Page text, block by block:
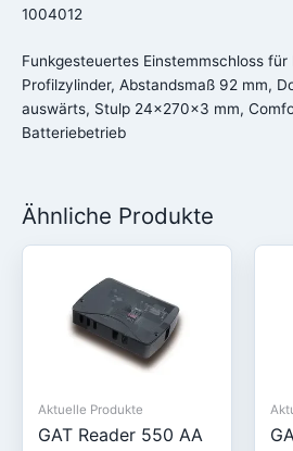
1004012
Funkgesteuertes Einstemmschloss für
Profilzylinder, Abstandsmaß 92 mm,
auswärts, Stulp 24x270x3 mm,
Batteriebetrieb
Ähnliche Produkte
Aktuelle Produkte
GAT Reader 550 AA